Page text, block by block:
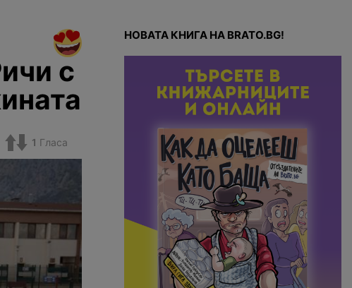
с
1 Гласа
НОВАТА КНИГА НА BRATO.BG!